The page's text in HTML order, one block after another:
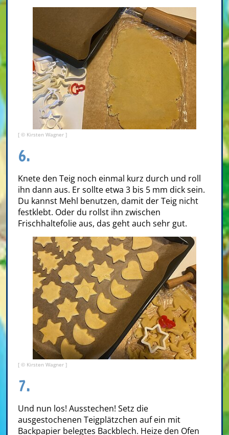
[ © Kirsten Wagner ]
6.
Knete den Teig noch einmal kurz durch und roll
ihn dann aus. Er sollte etwa 3 bis 5 mm dick sein.
Du kannst Mehl benutzen, damit der Teig nicht
festklebt. Oder du rollst ihn zwischen
Frischhaltefolie aus, das geht auch sehr gut.
[ © Kirsten Wagner ]
7.
Und nun los! Ausstechen! Setz die
ausgestochenen Teigplätzchen auf ein mit
Backpapier belegtes Backblech. Heize den Ofen